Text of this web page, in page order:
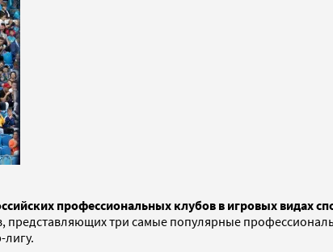
профессиональных клубов в игровых видах
представляющих три самые популярные